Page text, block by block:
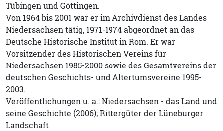
Tübingen und Göttingen.
Von 1964 bis 2001 war er im Archivdienst des Landes
Niedersachsen tätig, 1971-1974 abgeordnet an das
Deutsche Historische Institut in Rom. Er war
Vorsitzender des Historischen Vereins für
Niedersachsen 1985-2000 sowie des Gesamtvereins der
deutschen Geschichts- und Altertumsvereine 1995-
2003.
Veröffentlichungen u. a.: Niedersachsen - das Land und
seine Geschichte (2006); Rittergüter der Lüneburger
Landschaft